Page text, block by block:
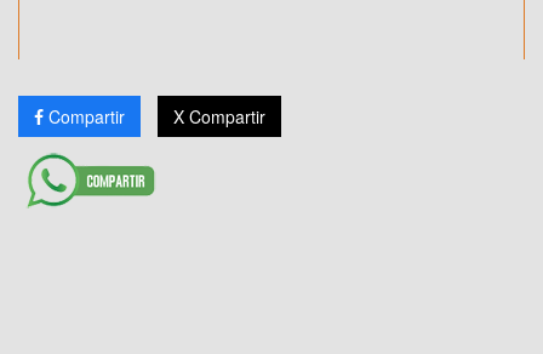
Compartir X Compartir